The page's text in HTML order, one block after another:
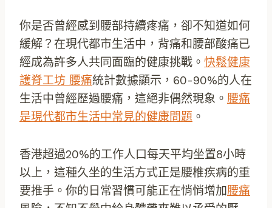
你是否曾經感到腰部持續疼痛，卻不知道如何
緩解？在現代都市生活中，背痛和腰部酸痛已
經成為許多人共同面臨的健康挑戰。 快鬆健康
護脊工坊 腰痛統計數據顯示，60-90%的人在
生活中曾經歷過腰痛，這絕非偶然現象。 腰痛
是現代都市生活中常見的健康問題 。
香港超過20%的工作人口每天平均坐置8小時
以上，這種久坐的生活方式正是腰椎疾病的重
要推手。你的日常習慣可能正在悄悄增加腰痛